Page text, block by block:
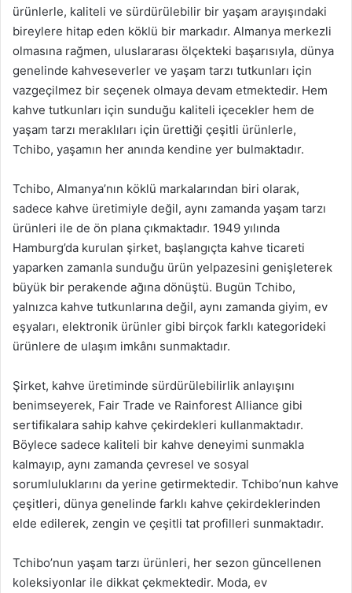
ürünlerle, kaliteli ve sürdürülebilir bir yaşam arayışındaki
bireylere hitap eden köklü bir markadır. Almanya merkezli
olmasına rağmen, uluslararası ölçekteki başarısıyla, dünya
genelinde kahveseverler ve yaşam tarzı tutkunları için
vazgeçilmez bir seçenek olmaya devam etmektedir. Hem
kahve tutkunları için sunduğu kaliteli içecekler hem de
yaşam tarzı meraklıları için ürettiği çeşitli ürünlerle,
Tchibo, yaşamın her anında kendine yer bulmaktadır.
Tchibo, Almanya’nın köklü markalarından biri olarak,
sadece kahve üretimiyle değil, aynı zamanda yaşam tarzı
ürünleri ile de ön plana çıkmaktadır. 1949 yılında
Hamburg’da kurulan şirket, başlangıçta kahve ticareti
yaparken zamanla sunduğu ürün yelpazesini genişleterek
büyük bir perakende ağına dönüştü. Bugün Tchibo,
yalnızca kahve tutkunlarına değil, aynı zamanda giyim, ev
eşyaları, elektronik ürünler gibi birçok farklı kategorideki
ürünlere de ulaşım imkânı sunmaktadır.
Şirket, kahve üretiminde sürdürülebilirlik anlayışını
benimseyerek, Fair Trade ve Rainforest Alliance gibi
sertifikalara sahip kahve çekirdekleri kullanmaktadır.
Böylece sadece kaliteli bir kahve deneyimi sunmakla
kalmayıp, aynı zamanda çevresel ve sosyal
sorumluluklarını da yerine getirmektedir. Tchibo’nun kahve
çeşitleri, dünya genelinde farklı kahve çekirdeklerinden
elde edilerek, zengin ve çeşitli tat profilleri sunmaktadır.
Tchibo’nun yaşam tarzı ürünleri, her sezon güncellenen
koleksiyonlar ile dikkat çekmektedir. Moda, ev